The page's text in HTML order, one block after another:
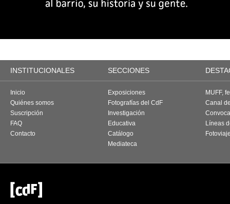
INSTITUCIONALES SECCIONES
Inicio
Quiénes somos
Suscripción
FAQ
Contacto
Exposiciones
Fotografías del CdF
Investigación
Educativa
Catálogo
Mediateca
MUFF,
Canal
Líneas